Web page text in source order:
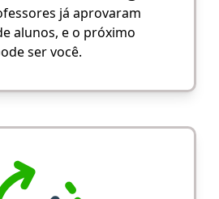
já aprovaram
alunos, e o próximo
ser você.